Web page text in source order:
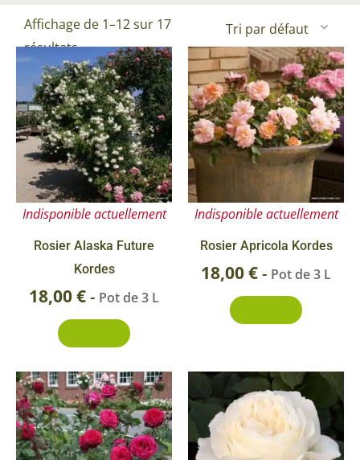
Affichage de 1–12 sur 17
résultats
Indisponible actuellement
Rosier Alaska Future
Kordes
18,00€- Pot de 3 L
Indisponible actuellement
Rosier Apricola Kordes
18,00€- Pot de 3 L